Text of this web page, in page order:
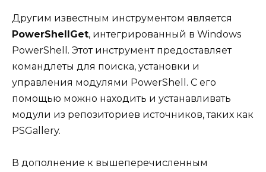
Другим известным инструментом является
PowerShellGet, интегрированный в Windows
PowerShell. Этот инструмент предоставляет
командлеты для поиска, установки и
управления модулями PowerShell. С его
помощью можно находить и устанавливать
модули из репозиториев источников, таких как
PSGallery.
В дополнение к вышеперечисленным